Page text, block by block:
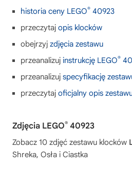
historia ceny LEGO® 40923
przeczytaj opis klocków
obejrzyj zdjęcia zestawu
przeanalizuj instrukcję LEGO®
przeanalizuj specyfikację
przeczytaj oficjalny opis
Zdjęcia LEGO® 40923
Zobacz 10 zdjęć zestawu klocków
Shreka, Osła i Ciastka